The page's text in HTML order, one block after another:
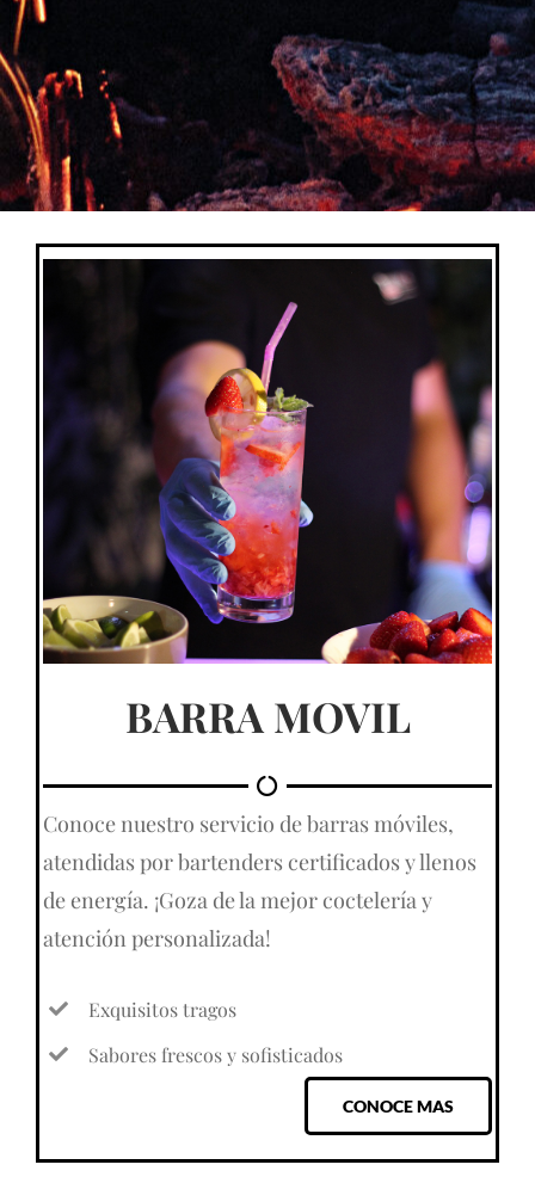
BARRA MOVIL
Conoce nuestro servicio de barras móviles,
atendidas por bartenders certificados y llenos
de energía. ¡Goza de la mejor coctelería y
atención personalizada!
Exquisitos tragos
Sabores frescos y sofisticados
CONOCE MAS